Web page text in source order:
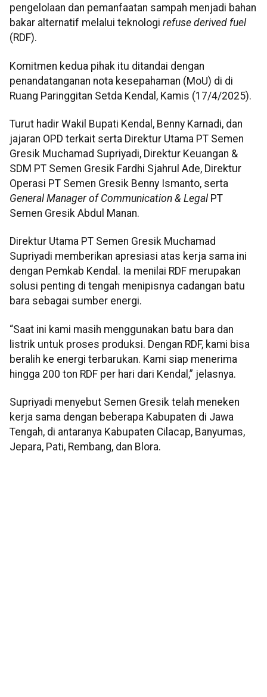
pengelolaan dan pemanfaatan sampah menjadi bahan
bakar alternatif melalui teknologi refuse derived fuel
(RDF).
Komitmen kedua pihak itu ditandai dengan
penandatanganan nota kesepahaman (MoU) di di
Ruang Paringgitan Setda Kendal, Kamis (17/4/2025).
Turut hadir Wakil Bupati Kendal, Benny Karnadi, dan
jajaran OPD terkait serta Direktur Utama PT Semen
Gresik Muchamad Supriyadi, Direktur Keuangan &
SDM PT Semen Gresik Fardhi Sjahrul Ade, Direktur
Operasi PT Semen Gresik Benny Ismanto, serta
General Manager of Communication & Legal PT
Semen Gresik Abdul Manan.
Direktur Utama PT Semen Gresik Muchamad
Supriyadi memberikan apresiasi atas kerja sama ini
dengan Pemkab Kendal. Ia menilai RDF merupakan
solusi penting di tengah menipisnya cadangan batu
bara sebagai sumber energi.
“Saat ini kami masih menggunakan batu bara dan
listrik untuk proses produksi. Dengan RDF, kami bisa
beralih ke energi terbarukan. Kami siap menerima
hingga 200 ton RDF per hari dari Kendal,” jelasnya.
Supriyadi menyebut Semen Gresik telah meneken
kerja sama dengan beberapa Kabupaten di Jawa
Tengah, di antaranya Kabupaten Cilacap, Banyumas,
Jepara, Pati, Rembang, dan Blora.